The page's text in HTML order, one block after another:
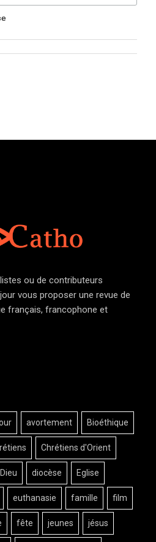
ou de contributeurs
vous proposer une revue de
français, francophone et
avortement Bioéthique
Chrétiens d'Orient
Dieu diocèse Eglise
euthanasie famille film
fête jeunes jésus